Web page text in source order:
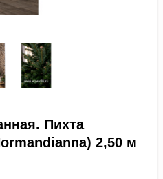
Пихта
2,50 м